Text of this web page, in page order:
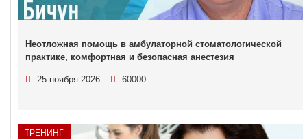
Неотложная помощь в амбулаторной стоматологической
практике, комфортная и безопасная анестезия
25 ноября 2026 60000
ТРЕНИНГ